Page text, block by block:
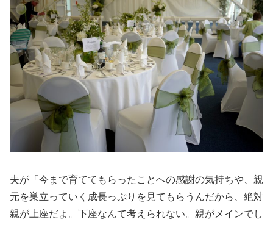
夫が「今まで育ててもらったことへの感謝の気持ちや、親
元を巣立っていく成長っぷりを見てもらうんだから、絶対
親が上座だよ。下座なんて考えられない。親がメインでし